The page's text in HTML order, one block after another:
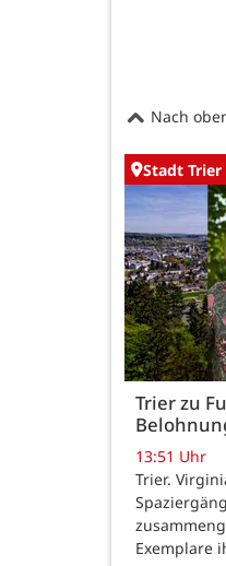
Nach
Stadt Trier
Trier zu
13:51 Uhr
Trier.
Exemplare